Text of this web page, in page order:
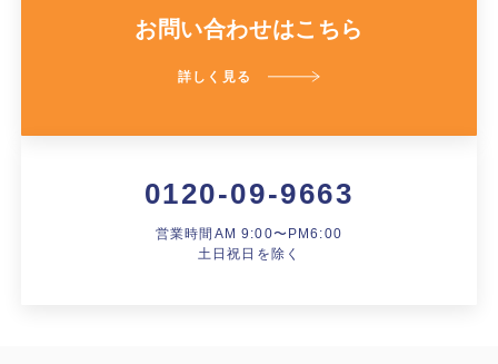
お問い合わせはこちら
詳しく見る
0120-09-9663
営業時間AM 9:00〜PM6:00
土日祝日を除く